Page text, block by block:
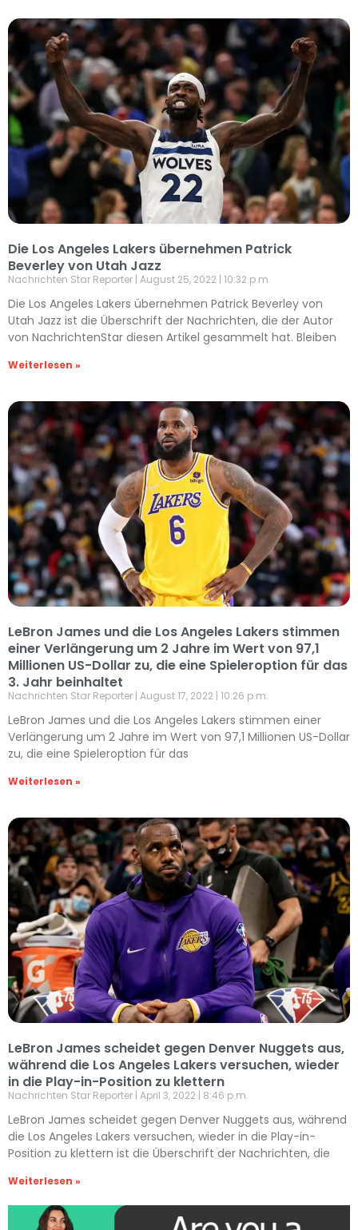
Die Los Angeles Lakers übernehmen Patrick
Beverley von Utah Jazz
Nachrichten Star Reporter August 25, 2022 10:32 p.m.
Die Los Angeles Lakers übernehmen Patrick Beverley von
Utah Jazz ist die Überschrift der Nachrichten, die der Autor
von NachrichtenStar diesen Artikel gesammelt hat. Bleiben
Weiterlesen »
LeBron James und die Los Angeles Lakers stimmen
einer Verlängerung um 2 Jahre im Wert von 97,1
Millionen US-Dollar zu, die eine Spieleroption für das
3. Jahr beinhaltet
Nachrichten Star Reporter August 17, 2022 10:26 p.m.
LeBron James und die Los Angeles Lakers stimmen einer
Verlängerung um 2 Jahre im Wert von 97,1 Millionen US-Dollar
zu, die eine Spieleroption für das
Weiterlesen »
LeBron James scheidet gegen Denver Nuggets aus,
während die Los Angeles Lakers versuchen, wieder
in die Play-in-Position zu klettern
Nachrichten Star Reporter April 3, 2022 8:46 p.m.
LeBron James scheidet gegen Denver Nuggets aus, während
die Los Angeles Lakers versuchen, wieder in die Play-in-
Position zu klettern ist die Überschrift der Nachrichten, die
Weiterlesen »